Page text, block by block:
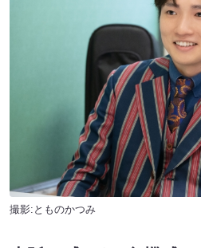
撮影:とものかつみ